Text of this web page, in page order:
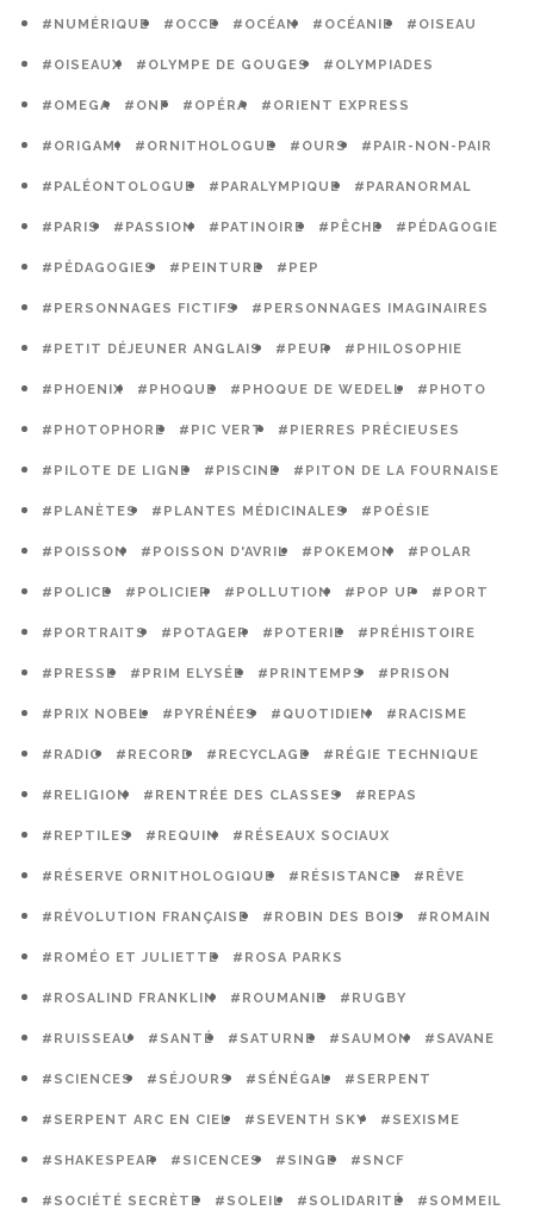
#NUMÉRIQUE #OCCE #OCÉAN #OCÉANIE #OISEAU
#OISEAUX #OLYMPE DE GOUGES #OLYMPIADES
#OMEGA #ONF #OPÉRA #ORIENT EXPRESS
#ORIGAMI #ORNITHOLOGUE #OURS #PAIR-NON-PAIR
#PALÉONTOLOGUE #PARALYMPIQUE #PARANORMAL
#PARIS #PASSION #PATINOIRE #PÊCHE #PÉDAGOGIE
#PÉDAGOGIES #PEINTURE #PEP
#PERSONNAGES FICTIFS #PERSONNAGES IMAGINAIRES
#PETIT DÉJEUNER ANGLAIS #PEUR #PHILOSOPHIE
#PHOENIX #PHOQUE #PHOQUE DE WEDELL #PHOTO
#PHOTOPHORE #PIC VERT #PIERRES PRÉCIEUSES
#PILOTE DE LIGNE #PISCINE #PITON DE LA FOURNAISE
#PLANÈTES #PLANTES MÉDICINALES #POÉSIE
#POISSON #POISSON D'AVRIL #POKEMON #POLAR
#POLICE #POLICIER #POLLUTION #POP UP #PORT
#PORTRAITS #POTAGER #POTERIE #PRÉHISTOIRE
#PRESSE #PRIM ELYSÉE #PRINTEMPS #PRISON
#PRIX NOBEL #PYRÉNÉES #QUOTIDIEN #RACISME
#RADIO #RECORD #RECYCLAGE #RÉGIE TECHNIQUE
#RELIGION #RENTRÉE DES CLASSES #REPAS
#REPTILES #REQUIN #RÉSEAUX SOCIAUX
#RÉSERVE ORNITHOLOGIQUE #RÉSISTANCE #RÊVE
#RÉVOLUTION FRANÇAISE #ROBIN DES BOIS #ROMAIN
#ROMÉO ET JULIETTE #ROSA PARKS
#ROSALIND FRANKLIN #ROUMANIE #RUGBY
#RUISSEAU #SANTÉ #SATURNE #SAUMON #SAVANE
#SCIENCES #SÉJOURS #SÉNÉGAL #SERPENT
#SERPENT ARC EN CIEL #SEVENTH SKY #SEXISME
#SHAKESPEAR #SICENCES #SINGE #SNCF
#SOCIÉTÉ SECRÈTE #SOLEIL #SOLIDARITÉ #SOMMEIL